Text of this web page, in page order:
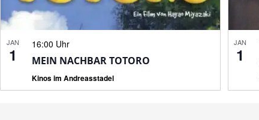
JAN
1
16:00 Uhr
MEIN NACHBAR TOTORO
Kinos im Andreasstadel
JAN
1